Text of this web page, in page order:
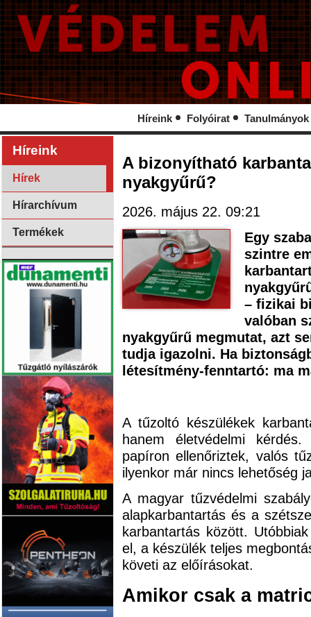
Híreink Folyóirat Tanulmányok
Híreink
Hírek
Hírarchívum
Termékek
A bizonyítható
nyakgyűrű?
2026. május 22. 09:21
Egy
szintre
– fizikai
valóban
nyakgyűrű megmutat, azt
tudja igazolni. Ha
létesítmény-fenntartó: ma
A tűzoltó készülékek
hanem életvédelmi
papíron ellenőriztek, valós
ilyenkor már nincs lehetőség
A magyar tűzvédelmi
alapkarbantartás és a
karbantartás között.
el, a készülék teljes
követi az előírásokat.
Amikor csak a